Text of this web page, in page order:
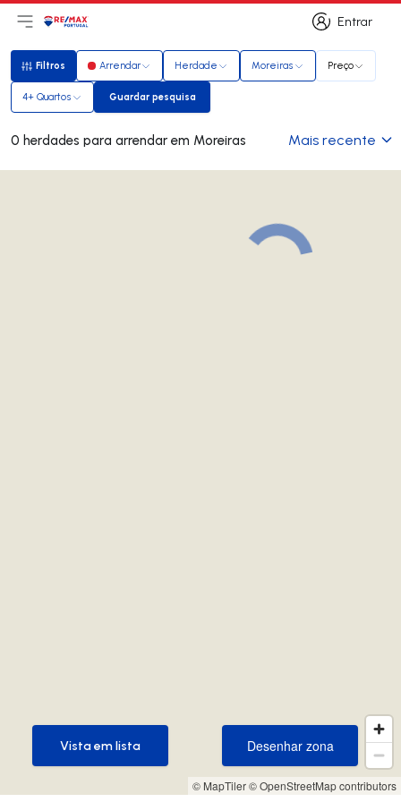
Entrar
Entrar
Abri menu principal
LogoIr para página inicial
Filtros
Filtros Arrendar Herdade Moreiras Preço
4+ Quartos Guardar pesquisa
Guardar pesquisa
0 herdades para arrendar em Moreiras Mais recente
© MapTiler© OpenStreetMap contributors
Desenhar zona
Desenhar zona
Vista em lista
Vista em lista